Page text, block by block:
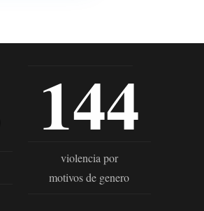
144
violencia por
motivos de genero